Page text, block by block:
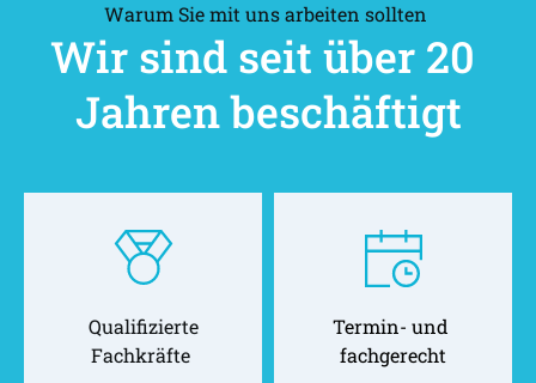
Warum Sie mit uns arbeiten sollten
Wir sind seit über 20
Jahren beschäftigt
Qualifizierte
Fachkräfte
Termin- und
fachgerecht